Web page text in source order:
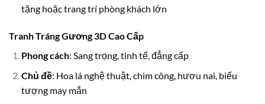
tặng hoặc trang trí phòng khách lớn
Tranh Tráng Gương 3D Cao Cấp
Phong cách: Sang trọng, tinh tế, đẳng cấp
Chủ đề: Hoa lá nghệ thuật, chim công, hươu nai, biểu
tượng may mắn